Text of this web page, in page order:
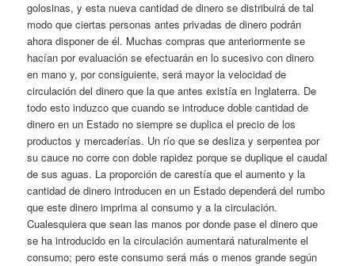
golosinas, y esta nueva cantidad de dinero se distribuirá de tal
modo que ciertas personas antes privadas de dinero podrán
ahora disponer de él. Muchas compras que anteriormente se
hacían por evaluación se efectuarán en lo sucesivo con dinero
en mano y, por consiguiente, será mayor la velocidad de
circulación del dinero que la que antes existía en Inglaterra. De
todo esto induzco que cuando se introduce doble cantidad de
dinero en un Estado no siempre se duplica el precio de los
productos y mercaderías. Un río que se desliza y serpentea por
su cauce no corre con doble rapidez porque se duplique el caudal
de sus aguas. La proporción de carestía que el aumento y la
cantidad de dinero introducen en un Estado dependerá del rumbo
que este dinero imprima al consumo y a la circulación.
Cualesquiera que sean las manos por donde pase el dinero que
se ha introducido en la circulación aumentará naturalmente el
consumo; pero este consumo será más o menos grande según